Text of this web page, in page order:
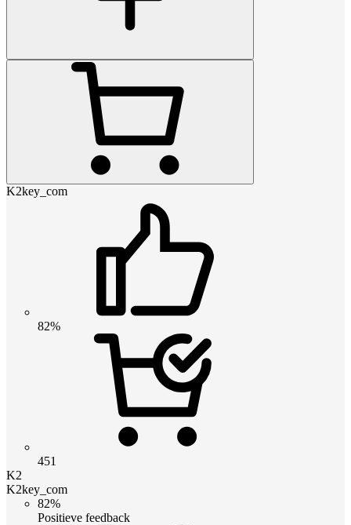
K2key_com
82%
451
K2
K2key_com
82%
Positieve feedback